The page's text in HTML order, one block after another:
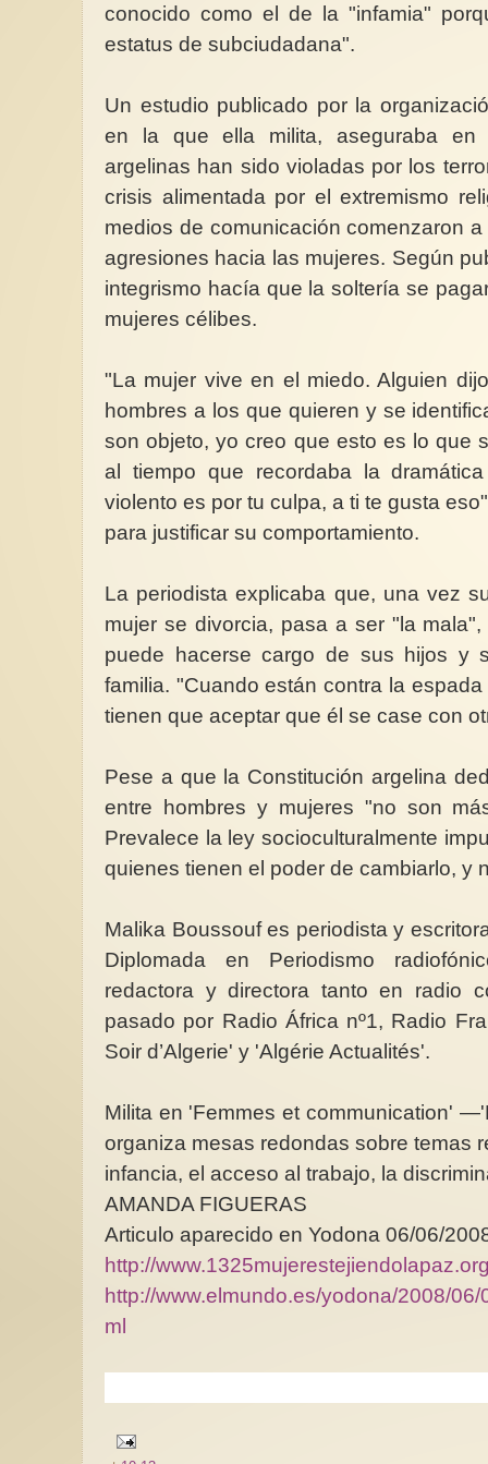
conocido como el de la "infamia"
estatus de subciudadana".
Un estudio publicado por la
en la que ella milita, aseguraba en
argelinas han sido violadas por los
crisis alimentada por el extremismo
medios de comunicación comenzaron
agresiones hacia las mujeres. Según
integrismo hacía que la soltería se
mujeres célibes.
"La mujer vive en el miedo. Alguien
hombres a los que quieren y se
son objeto, yo creo que esto es lo que
al tiempo que recordaba la
violento es por tu culpa, a ti te gusta
para justificar su comportamiento.
La periodista explicaba que, una vez
mujer se divorcia, pasa a ser "la
puede hacerse cargo de sus hijos y
familia. "Cuando están contra la
tienen que aceptar que él se case con
Pese a que la Constitución argelina
entre hombres y mujeres "no son
Prevalece la ley socioculturalmente
quienes tienen el poder de cambiarlo, y
Malika Boussouf es periodista y
Diplomada en Periodismo
redactora y directora tanto en radio
pasado por Radio África nº1, Radio
Soir d’Algerie' y 'Algérie Actualités'.
Milita en 'Femmes et communication'
organiza mesas redondas sobre temas
infancia, el acceso al trabajo, la
AMANDA FIGUERAS
Articulo aparecido en Yodona 06/06/
http://
http://www.elmundo.es/yodona/2008/
ml